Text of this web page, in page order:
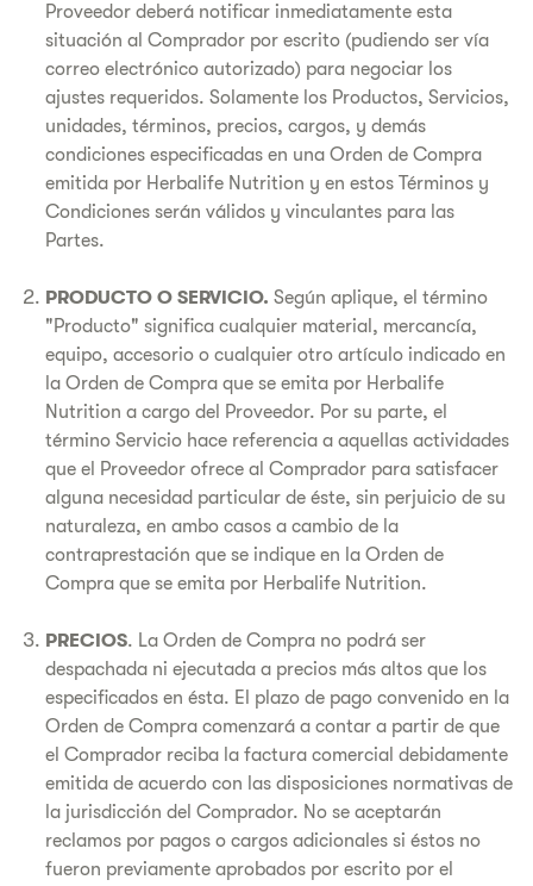
Proveedor deberá notificar inmediatamente esta
situación al Comprador por escrito (pudiendo ser vía
correo electrónico autorizado) para negociar los
ajustes requeridos. Solamente los Productos, Servicios,
unidades, términos, precios, cargos, y demás
condiciones especificadas en una Orden de Compra
emitida por Herbalife Nutrition y en estos Términos y
Condiciones serán válidos y vinculantes para las
Partes.
PRODUCTO O SERVICIO. Según aplique, el término
"Producto" significa cualquier material, mercancía,
equipo, accesorio o cualquier otro artículo indicado en
la Orden de Compra que se emita por Herbalife
Nutrition a cargo del Proveedor. Por su parte, el
término Servicio hace referencia a aquellas actividades
que el Proveedor ofrece al Comprador para satisfacer
alguna necesidad particular de éste, sin perjuicio de su
naturaleza, en ambo casos a cambio de la
contraprestación que se indique en la Orden de
Compra que se emita por Herbalife Nutrition.
PRECIOS. La Orden de Compra no podrá ser
despachada ni ejecutada a precios más altos que los
especificados en ésta. El plazo de pago convenido en la
Orden de Compra comenzará a contar a partir de que
el Comprador reciba la factura comercial debidamente
emitida de acuerdo con las disposiciones normativas de
la jurisdicción del Comprador. No se aceptarán
reclamos por pagos o cargos adicionales si éstos no
fueron previamente aprobados por escrito por el